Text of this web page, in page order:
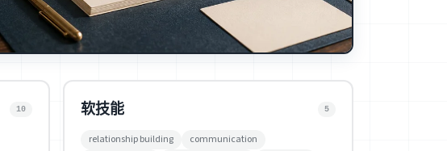
10 软技能 5
relationship building
communication